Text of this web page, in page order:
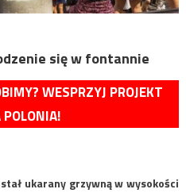
się w fontannie
WESPRZYJ PROJEKT
ukarany grzywną w wysokości